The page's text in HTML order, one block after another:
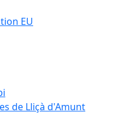
EU
de Lliçà d'Amunt